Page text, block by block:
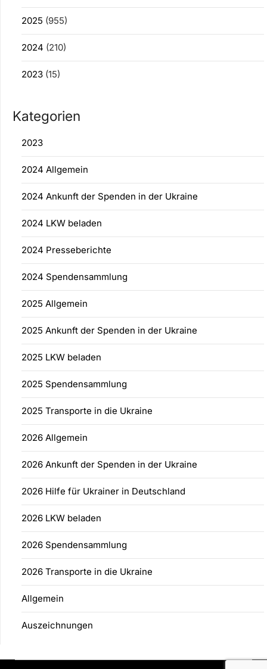
2025 (955)
2024 (210)
2023 (15)
Kategorien
2023
2024 Allgemein
2024 Ankunft der Spenden in der Ukraine
2024 LKW beladen
2024 Presseberichte
2024 Spendensammlung
2025 Allgemein
2025 Ankunft der Spenden in der Ukraine
2025 LKW beladen
2025 Spendensammlung
2025 Transporte in die Ukraine
2026 Allgemein
2026 Ankunft der Spenden in der Ukraine
2026 Hilfe für Ukrainer in Deutschland
2026 LKW beladen
2026 Spendensammlung
2026 Transporte in die Ukraine
Allgemein
Auszeichnungen